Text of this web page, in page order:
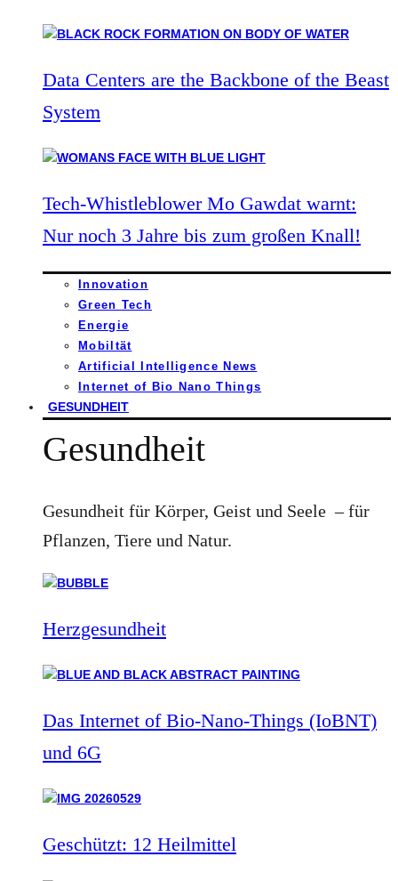
Data Centers are the Backbone of the Beast
System
Tech-Whistleblower Mo Gawdat warnt:
Nur noch 3 Jahre bis zum großen Knall!
Innovation
Green Tech
Energie
Mobiltät
Artificial Intelligence News
Internet of Bio Nano Things
GESUNDHEIT
Gesundheit
Gesundheit für Körper, Geist und Seele – für
Pflanzen, Tiere und Natur.
Herzgesundheit
Das Internet of Bio-Nano-Things (IoBNT)
und 6G
Geschützt: 12 Heilmittel